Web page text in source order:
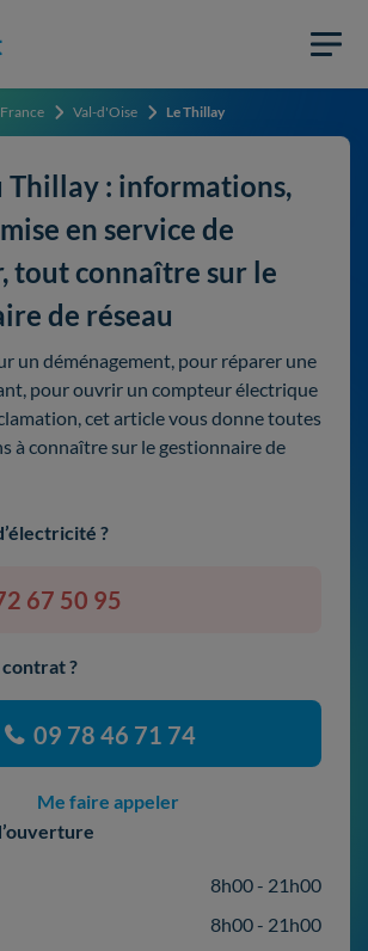
France Val-d'Oise Le Thillay
Thillay : informations,
en service de
tout connaître sur le
de réseau
un déménagement, pour réparer une
pour ouvrir un compteur électrique
cet article vous donne toutes
à connaître sur le gestionnaire de
?
67 50 95
contrat ?
09 78 46 71 74
Me faire appeler
8h00 - 21h00
8h00 - 21h00